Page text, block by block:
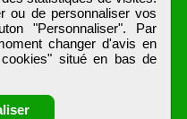
ou de personnaliser vos
"Personnaliser". Par
changer d'avis en
situé en bas de